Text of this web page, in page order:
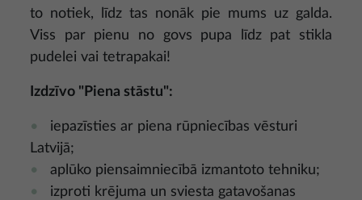
to notiek, līdz tas nonāk pie mums uz galda.
Viss par pienu no govs pupa līdz pat stikla
pudelei vai tetrapakai!
Izdzīvo "Piena stāstu":
iepazīsties ar piena rūpniecības vēsturi
Latvijā;
aplūko piensaimniecībā izmantoto tehniku;
izproti krējuma un sviesta gatavošanas